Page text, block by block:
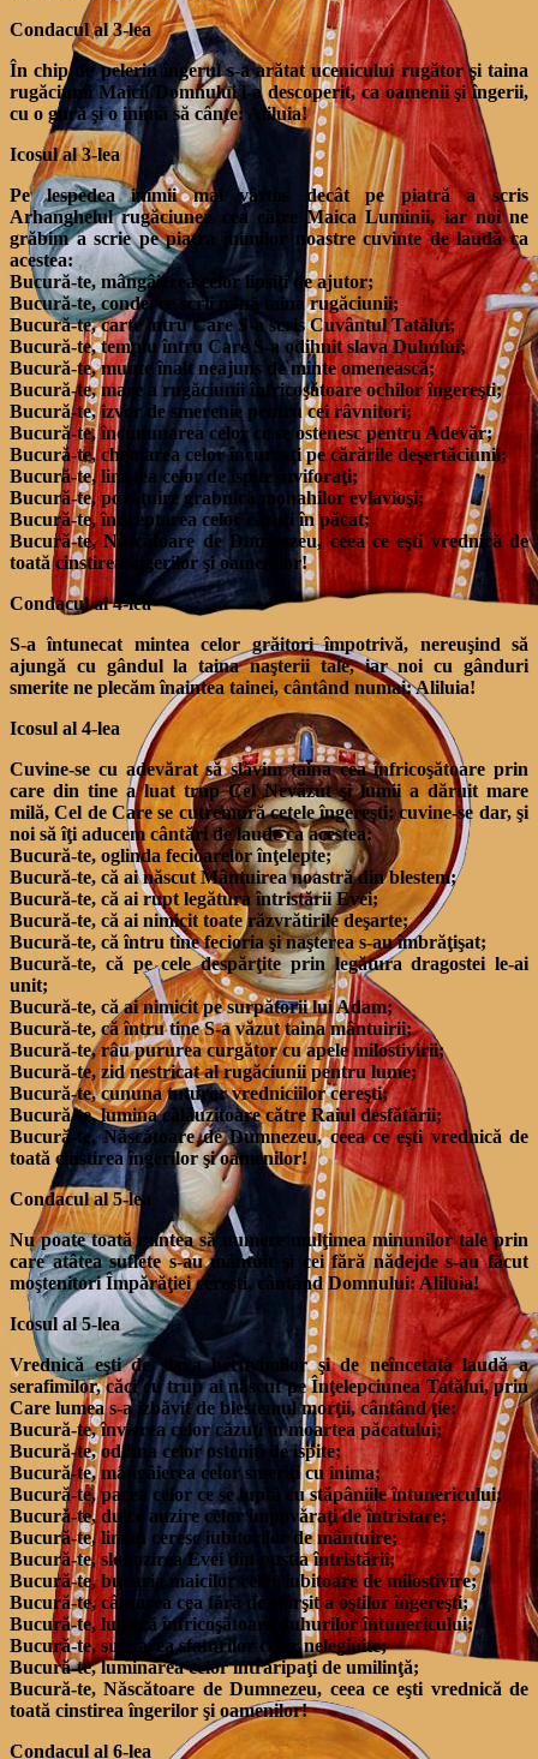
Condacul al 3-lea
În chip de pelerin îngerul s-a arătat ucenicului rugător şi taina
rugăciunii Maicii Domnului i-a descoperit, ca oamenii şi îngerii,
cu o gură şi o inimă să cânte: Aliluia!
Icosul al 3-lea
Pe lespedea inimii mai vârtos decât pe piatră a scris
Arhanghelul rugăciunea cea către Maica Luminii, iar noi ne
grăbim a scrie pe piatra inimilor noastre cuvinte de laudă ca
acestea:
Bucură-te, mângâierea celor lipsiţi de ajutor;
Bucură-te, condei ce scrii nouă taina rugăciunii;
Bucură-te, carte întru Care S-a scris Cuvântul Tatălui;
Bucură-te, templu întru Care S-a odihnit slava Duhului;
Bucură-te, munte înalt neajuns de minte omenească;
Bucură-te, mare a rugăciunii înfricoşătoare ochilor îngereşti;
Bucură-te, izvor de smerenie pentru cei râvnitori;
Bucură-te, încununarea celor ce se ostenesc pentru Adevăr;
Bucură-te, chemarea celor încurcaţi pe cărările deşertăciunii;
Bucură-te, liniştea celor de ispite înviforaţi;
Bucură-te, povăţuire grabnică monahilor evlavioşi;
Bucură-te, îndreptarea celor căzuţi în păcat;
Bucură-te, Născătoare de Dumnezeu, ceea ce eşti vrednică de
toată cinstirea îngerilor şi oamenilor!
Condacul al 4-lea
S-a întunecat mintea celor grăitori împotrivă, nereuşind să
ajungă cu gândul la taina naşterii tale, iar noi cu gânduri
smerite ne plecăm înaintea tainei, cântând numai: Aliluia!
Icosul al 4-lea
Cuvine-se cu adevărat să slăvim taina cea înfricoşătoare prin
care din tine a luat trup Cel Nevăzut şi lumii a dăruit mare
milă, Cel de Care se cutremură cetele îngereşti; cuvine-se dar, şi
noi să îţi aducem cântări de laude ca acestea:
Bucură-te, oglinda fecioarelor înţelepte;
Bucură-te, că ai născut Mântuirea noastră din blestem;
Bucură-te, că ai rupt legătura întristării Evei;
Bucură-te, că ai nimicit toate răzvrătirile deşarte;
Bucură-te, că întru tine fecioria şi naşterea s-au îmbrăţişat;
Bucură-te, că pe cele despărţite prin legătura dragostei le-ai
unit;
Bucură-te, că ai nimicit pe surpătorii lui Adam;
Bucură-te, că întru tine S-a văzut taina mântuirii;
Bucură-te, râu pururea curgător cu apele milostivirii;
Bucură-te, zid nestricat al rugăciunii pentru lume;
Bucură-te, cununa tuturor vredniciilor cereşti;
Bucură-te, lumina călăuzitoare către Raiul desfătării;
Bucură-te, Născătoare de Dumnezeu, ceea ce eşti vrednică de
toată cinstirea îngerilor şi oamenilor!
Condacul al 5-lea
Nu poate toată mintea să numere mulţimea minunilor tale prin
care atâtea suflete s-au mântuit şi cei fără nădejde s-au făcut
moştenitori Împărăţiei cereşti, cântând Domnului: Aliluia!
Icosul al 5-lea
Vrednică eşti de slava heruvimilor şi de neîncetata laudă a
serafimilor, căci cu trup ai născut pe Înţelepciunea Tatălui, prin
Care lumea s-a izbăvit de blestemul morţii, cântând ţie:
Bucură-te, învierea celor căzuţi în moartea păcatului;
Bucură-te, odihna celor osteniţi de ispite;
Bucură-te, mângâierea celor smeriţi cu inima;
Bucură-te, pacea celor ce se luptă cu stăpâniile întunericului;
Bucură-te, dulce auzire celor împovăraţi de întristare;
Bucură-te, liman ceresc iubitorilor de mântuire;
Bucură-te, slobozirea Evei din pustia întristării;
Bucură-te, bucuria maicilor celor iubitoare de milostivire;
Bucură-te, cântarea cea fără de sfârşit a oştilor îngereşti;
Bucură-te, lumină înfricoşătoare duhurilor întunericului;
Bucură-te, surparea sfaturilor celor nelegiuite;
Bucură-te, luminarea celor întraripaţi de umilinţă;
Bucură-te, Născătoare de Dumnezeu, ceea ce eşti vrednică de
toată cinstirea îngerilor şi oamenilor!
Condacul al 6-lea